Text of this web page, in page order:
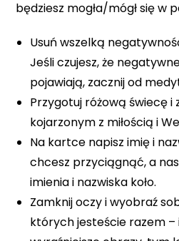
będziesz mogła/mógł się w
Usuń wszelką
Jeśli czujesz, że
pojawiają, zacznij od
Przygotuj różową świecę i
kojarzonym z miłością i
Na kartce napisz imię i
chcesz przyciągnąć, a
imienia i nazwiska koło.
Zamknij oczy i wyobraź
których jesteście razem –